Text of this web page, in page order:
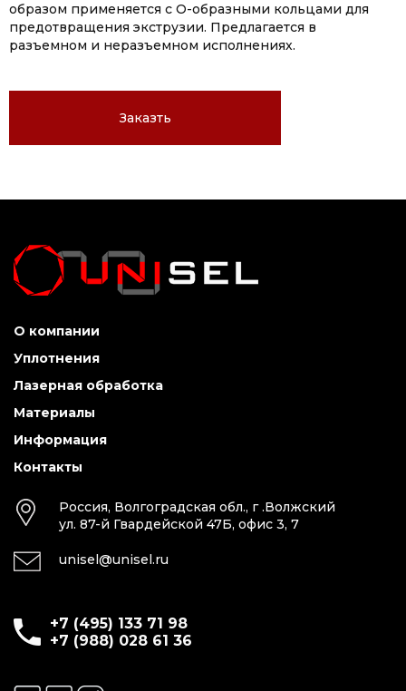
образом применяется с О-образными кольцами для
предотвращения экструзии. Предлагается в
разъемном и неразъемном исполнениях.
Заказть
О компании
Уплотнения
Лазерная обработка
Материалы
Информация
Контакты
Россия, Волгоградская обл., г .Волжский
ул. 87-й Гвардейской 47Б, офис 3, 7
unisel@unisel.ru
+7 (495) 133 71 98
+7 (988) 028 61 36